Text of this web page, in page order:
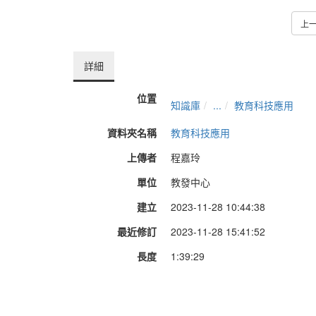
上
詳細
位置 知識庫 ...
教育科技應用
資料夾名稱
教育科技應用
上傳者
程嘉玲
單位
教發中心
建立
2023-11-28 10:44:38
最近修訂
2023-11-28 15:41:52
長度
1:39:29